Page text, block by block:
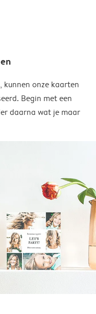
kunnen onze kaarten
Begin met een
daarna wat je maar